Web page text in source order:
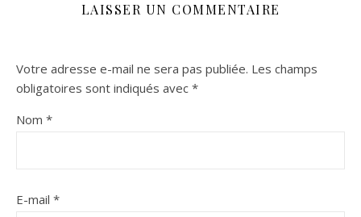
LAISSER UN COMMENTAIRE
Votre adresse e-mail ne sera pas publiée. Les champs
obligatoires sont indiqués avec *
Nom *
E-mail *